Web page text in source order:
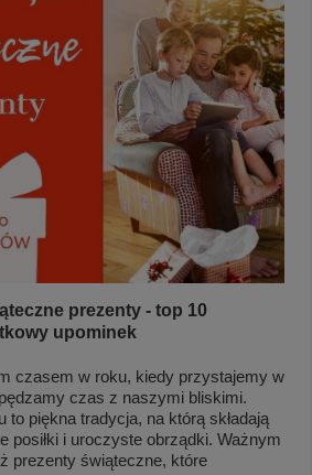
prezenty - top 10
upominek
czasem w roku, kiedy przystajemy w
czas z naszymi bliskimi.
to piękna tradycja, na którą składają
posiłki i uroczyste obrządki. Ważnym
prezenty świąteczne, które